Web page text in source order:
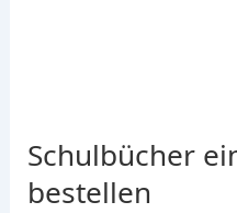
Schulbücher
bestellen